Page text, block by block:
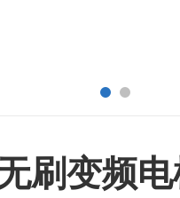
刷变频